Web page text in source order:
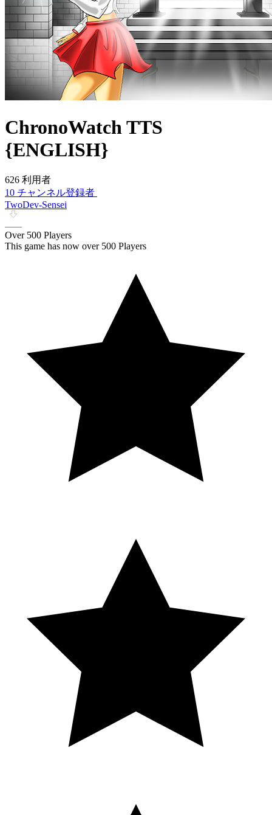
ChronoWatch TTS
{ENGLISH}
626 利用者
10 チャンネル登録者
TwoDev-Sensei
Over 500 Players
This game has now over 500 Players